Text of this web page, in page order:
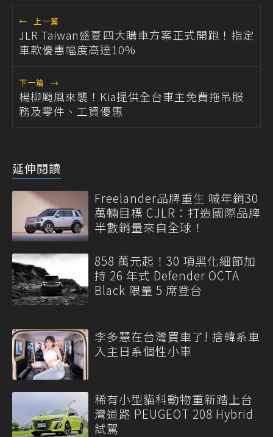
← 上一篇
JLR Taiwan盛夏四大購車方案正式開跑！指定
車款優惠幅度高達10%
下一篇 →
楊柳颱風來襲！Kia提供全台車主免費拖吊服
務及零件、工資優惠
延伸閱讀
Freelander品牌重生 喊年銷30
萬輛目標 CJLR：打造國際品牌
半數銷量來自全球！
858 萬元起！30 項黑化細節加
持 26 年式 Defender OCTA
Black 限量 5 席登台
李多慧在台灣買車了! 捨韓系車
入主日系個性小車
稀有小型貓科動物重新踏上台
灣道路 PEUGEOT 208 Hybrid
試駕